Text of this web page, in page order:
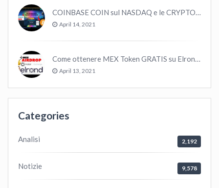
COINBASE COIN sul NASDAQ e le CRYPTO volano!
April 14, 2021
Come ottenere MEX Token GRATIS su Elrond ?
April 13, 2021
Categories
Analisi 2,192
Notizie 9,578